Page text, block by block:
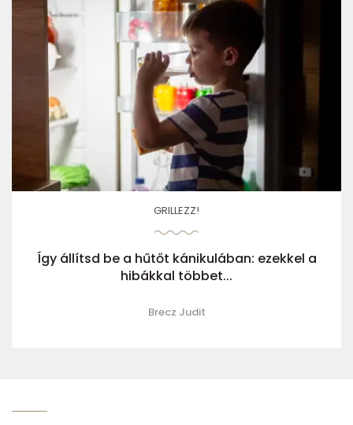
GRILLEZZ!
Így állítsd be a hűtőt kánikulában: ezekkel a
hibákkal többet...
Brecz Judit